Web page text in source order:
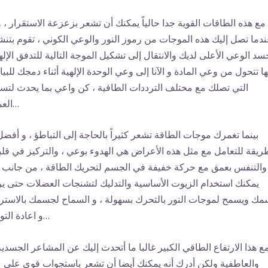
مع هذه الطاقات القوية جدا حالياً يمكنك أن تشعر بزعزعة الاستقرار ،
تصل إليك هذه الموجات من رموز النور والوعي الكوني ، تقوم
الوعي الأعلى لديك والانتقال إلى تشكيل الموجة التالية للتدفق
تتحول من وعي المادة و الآنا إلى وعي الوحدة الإلهية أثناء دمجك
التي تصلك مع مختلف الترددات الطاقية ، كن واعي بما يحدث
العملية…
بينما تغمرك موجات الطاقة تشعر كثيراً بالحاجة إلى التباطؤ ، و
للتعامل مع مثل هذه الأعراض هي الهدوء بوعي ، والتركيز في
والتنفس بعمق مع حركة خفيفة في الجسم لتحريك الطاقة ، من جانب
يمكنك استخدام الزيوت الأساسية والتدليك لتشنجات العضلات حتى
ويسمح لموجات النور بالتحرك بسهولة ، و السماح لجسمك
و اعادة التوازن…
هذا الارتفاع الطاقي الكبير غالبا ما أتحدث إليك عن المشاعر
والعاطفية ولكن أدرك أنه يمكنك أيضا أن تشعر باستجواب قوي